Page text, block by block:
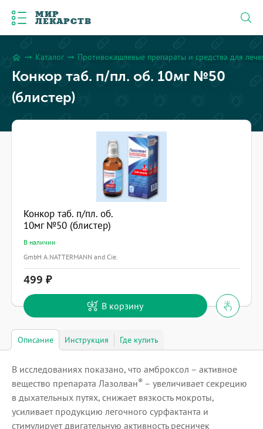
МИР
ЛЕКАРСТВ
home arrow_right_alt Каталог arrow_right_alt Противокашлевые препараты и средства для
Конкор таб. п/пл. об. 10мг №50
(блистер)
Конкор таб. п/пл. об.
10мг №50 (блистер)
В наличии
GmbH A.NATTERMANN and Cie.
499
В корзину
Описание Инструкция Где купить
В исследованиях показано, что амброксол – активное
вещество препарата Лазолван® – увеличивает секрецию
в дыхательных путях, снижает вязкость мокроты,
усиливает продукцию легочного сурфактанта и
стимулирует двигательную активность ресничек